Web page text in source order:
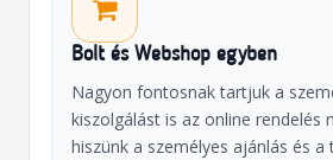
Bolt és Webshop egyben
Nagyon fontosnak tartjuk a
kiszolgálást is az online rendelés
hiszünk a személyes ajánlás és a